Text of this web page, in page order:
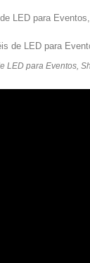
LED para
LED para Eventos,